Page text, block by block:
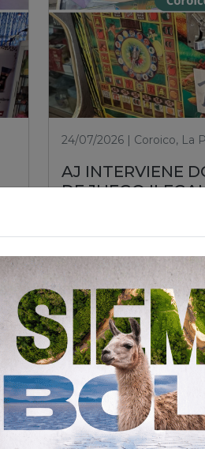
24/07/2026 | Coroico, La
AJ INTERVIENE
DE JUEGO